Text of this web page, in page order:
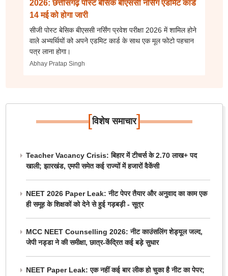
2026: छत्तीसगढ़ पोस्ट बेसिक बीएससी नर्सिंग एडमिट कार्ड
14 मई को होगा जारी
सीजी पोस्ट बेसिक बीएससी नर्सिंग प्रवेश परीक्षा 2026 में शामिल होने
वाले अभ्यर्थियों को अपने एडमिट कार्ड के साथ एक मूल फोटो पहचान
पत्र लाना होगा।
Abhay Pratap Singh
[विशेष समाचार]
Teacher Vacancy Crisis: बिहार में टीचर्स के 2.70 लाख+ पद
खाली; झारखंड, एमपी समेत कई राज्यों में हजारों वैकेंसी
NEET 2026 Paper Leak: नीट पेपर तैयार और अनुवाद का काम एक
ही समूह के शिक्षकों को देने से हुई गड़बड़ी - सूत्र
MCC NEET Counselling 2026: नीट काउंसलिंग शेड्यूल जल्द,
जेपी नड्डा ने की समीक्षा, छात्र-केंद्रित कई बड़े सुधार
NEET Paper Leak: एक नहीं कई बार लीक हो चुका है नीट का पेपर;